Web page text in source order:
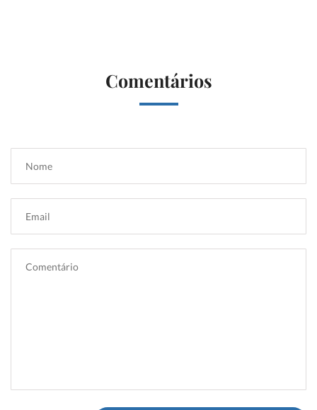
Comentários